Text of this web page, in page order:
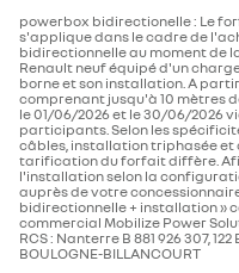
MULTIMEDIA
réplication
pack connectivité
plan cote (mm)
porte à faux avant
longueur hors tout (mm)
largeur aux coudes
powerbox bidirectionelle : Le
s'applique dans le cadre de
bidirectionnelle au moment de
Renault neuf équipé d'un
borne et son installation. A
comprenant jusqu'à 10 mètres
le 01/06/2026 et le 30/06/2026
participants. Selon les
câbles, installation triphasée et
tarification du forfait diffère.
l'installation selon la
auprès de votre
bidirectionnelle + installation »
commercial Mobilize Power
RCS : Nanterre B 881 926 307, 122
BOULOGNE-BILLANCOURT